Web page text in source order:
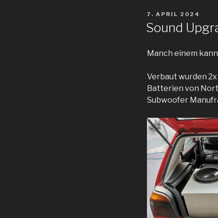
VERÖFFENTLICHT
7. APRIL 2024
Sound
Manch einem
Verbaut wurden
Batterien von
Subwoofer